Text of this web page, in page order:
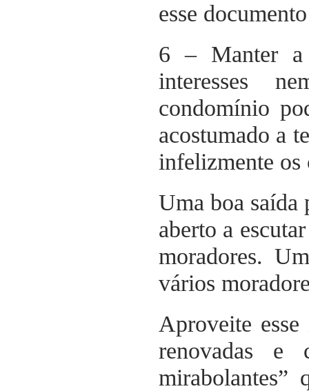
esse
6 – Manter a
interesses
condomínio
acostumado a
infelizmente os
Uma boa saída
aberto a
moradores.
vários
Aproveite
renovadas e
mirabolantes”